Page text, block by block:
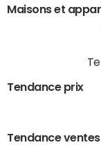
Maisons et
Tendance prix
Tendance ventes